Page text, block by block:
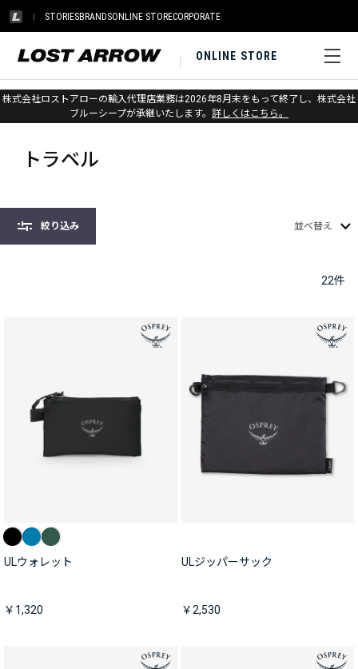
STORIESBRANDSONLINE STORECORPORATE
ONLINE STORE
株式会社ロストアローの輸入代理店業務は2026年8月末をもって終了し、株式会社
ブルーシープが承継いたします。 詳しくはこちら。
ホーム > オスプレー > アクセサリー > トラベル
トラベル
絞り込み 並べ替え
22件
ULウォレット
￥1,320
ULジッパーサック
￥2,530